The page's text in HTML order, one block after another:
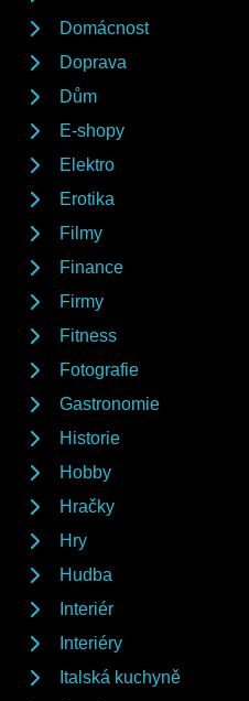
Domácnost
Doprava
Dům
E-shopy
Elektro
Erotika
Filmy
Finance
Firmy
Fitness
Fotografie
Gastronomie
Historie
Hobby
Hračky
Hry
Hudba
Interiér
Interiéry
Italská kuchyně